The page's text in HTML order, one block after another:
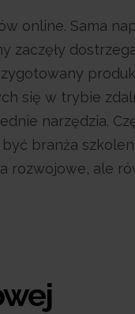
online. Sama
zaczęły
się w trybie
narzędzia.
branża
rozwojowe, ale